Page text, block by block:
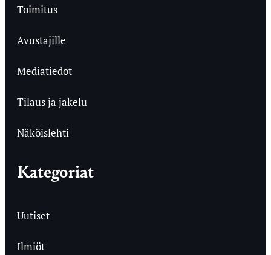
Toimitus
Avustajille
Mediatiedot
Tilaus ja jakelu
Näköislehti
Kategoriat
Uutiset
Ilmiöt